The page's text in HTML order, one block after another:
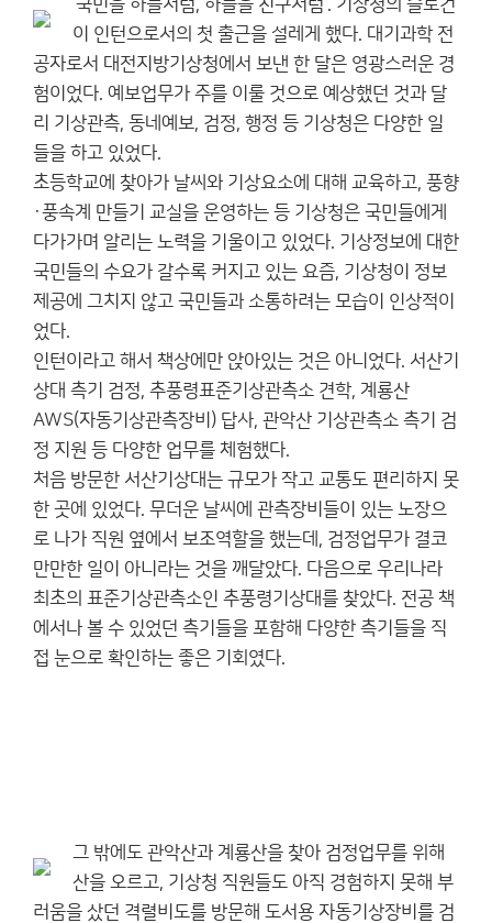
‘국민을 하늘처럼, 하늘을 친구처럼’. 기상청의 슬로건
이 인턴으로서의 첫 출근을 설레게 했다. 대기과학 전
공자로서 대전지방기상청에서 보낸 한 달은 영광스러운 경
험이었다. 예보업무가 주를 이룰 것으로 예상했던 것과 달
리 기상관측, 동네예보, 검정, 행정 등 기상청은 다양한 일
들을 하고 있었다.
초등학교에 찾아가 날씨와 기상요소에 대해 교육하고, 풍향
·풍속계 만들기 교실을 운영하는 등 기상청은 국민들에게
다가가며 알리는 노력을 기울이고 있었다. 기상정보에 대한
국민들의 수요가 갈수록 커지고 있는 요즘, 기상청이 정보
제공에 그치지 않고 국민들과 소통하려는 모습이 인상적이
었다.
인턴이라고 해서 책상에만 앉아있는 것은 아니었다. 서산기
상대 측기 검정, 추풍령표준기상관측소 견학, 계룡산
AWS(자동기상관측장비) 답사, 관악산 기상관측소 측기 검
정 지원 등 다양한 업무를 체험했다.
처음 방문한 서산기상대는 규모가 작고 교통도 편리하지 못
한 곳에 있었다. 무더운 날씨에 관측장비들이 있는 노장으
로 나가 직원 옆에서 보조역할을 했는데, 검정업무가 결코
만만한 일이 아니라는 것을 깨달았다. 다음으로 우리나라
최초의 표준기상관측소인 추풍령기상대를 찾았다. 전공 책
에서나 볼 수 있었던 측기들을 포함해 다양한 측기들을 직
접 눈으로 확인하는 좋은 기회였다.
그 밖에도 관악산과 계룡산을 찾아 검정업무를 위해
산을 오르고, 기상청 직원들도 아직 경험하지 못해 부
러움을 샀던 격렬비도를 방문해 도서용 자동기상장비를 검